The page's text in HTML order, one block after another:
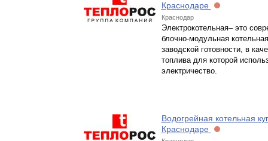
Краснодаре
Краснодар
Электрокотельная– это
блочно-модульная
заводской готовности, в
топлива для которой
электричество.
Водогрейная котельная
Краснодаре